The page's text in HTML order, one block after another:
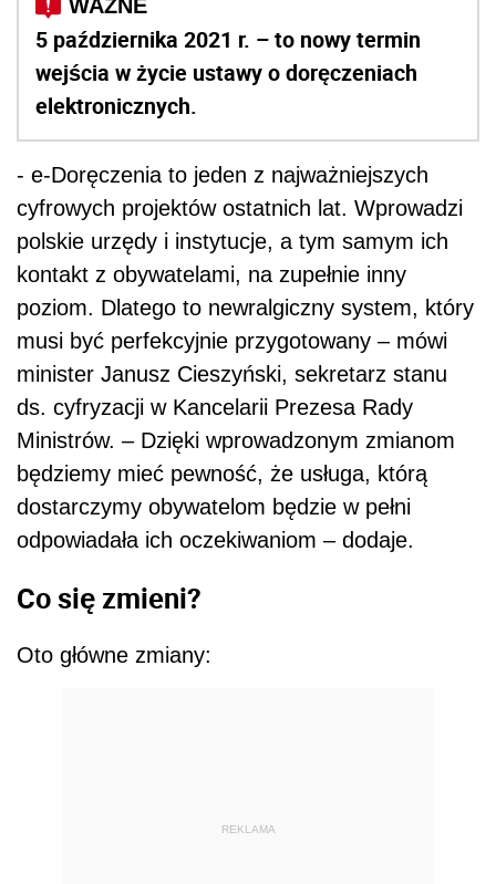
5 października 2021 r. – to nowy termin
wejścia w życie ustawy o doręczeniach
elektronicznych.
- e-Doręczenia to jeden z najważniejszych
cyfrowych projektów ostatnich lat. Wprowadzi
polskie urzędy i instytucje, a tym samym ich
kontakt z obywatelami, na zupełnie inny
poziom. Dlatego to newralgiczny system, który
musi być perfekcyjnie przygotowany – mówi
minister Janusz Cieszyński, sekretarz stanu
ds. cyfryzacji w Kancelarii Prezesa Rady
Ministrów. – Dzięki wprowadzonym zmianom
będziemy mieć pewność, że usługa, którą
dostarczymy obywatelom będzie w pełni
odpowiadała ich oczekiwaniom – dodaje.
Co się zmieni?
Oto główne zmiany:
REKLAMA